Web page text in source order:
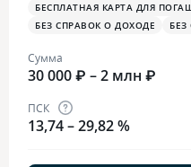
БЕСПЛАТНАЯ КАРТА ДЛЯ
БЕЗ СПРАВОК О ДОХОДЕ
Сумма
30 000 ₽ – 2 млн ₽
ПСК
13,74 – 29,82 %